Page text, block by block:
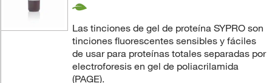
Las tinciones de gel de proteína SYPRO son
tinciones fluorescentes sensibles y fáciles
de usar para proteínas totales separadas por
electroforesis en gel de poliacrilamida
(PAGE).